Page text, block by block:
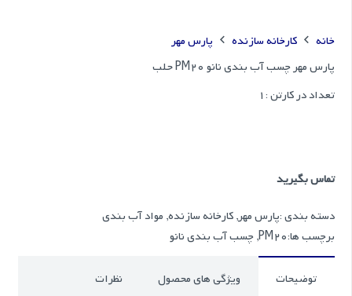
خانه کارخانه سازنده
پارس مهر
پارس مهر چسب آب بندی نانو PM20 حلب
تعداد در کارتن :1
تماس بگیرید
دسته بندی :پارس مهر,کارخانه سازنده, مواد آب بندی
برچسب ها:PM20
,چسب آب بندی نانو
توضیحات ویژگی های محصول نظرات